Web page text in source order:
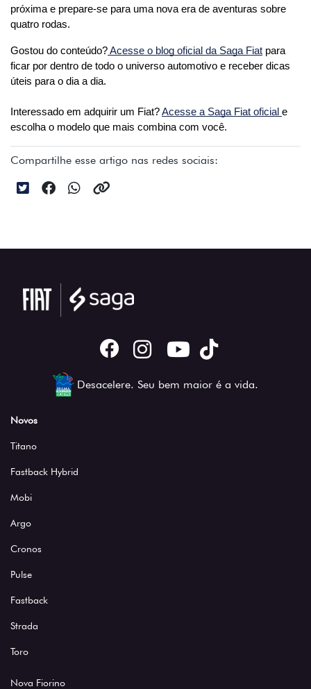
próxima e prepare-se para uma nova era de aventuras sobre
quatro rodas.
Gostou do conteúdo? Acesse o blog oficial da Saga Fiat para
ficar por dentro de todo o universo automotivo e receber dicas
úteis para o dia a dia.
Interessado em adquirir um Fiat? Acesse a Saga Fiat oficial e
escolha o modelo que mais combina com você.
Compartilhe esse artigo nas redes sociais:
Desacelere. Seu bem maior é a vida.
Novos
Titano
Fastback Hybrid
Mobi
Argo
Cronos
Pulse
Fastback
Strada
Toro
Nova Fiorino